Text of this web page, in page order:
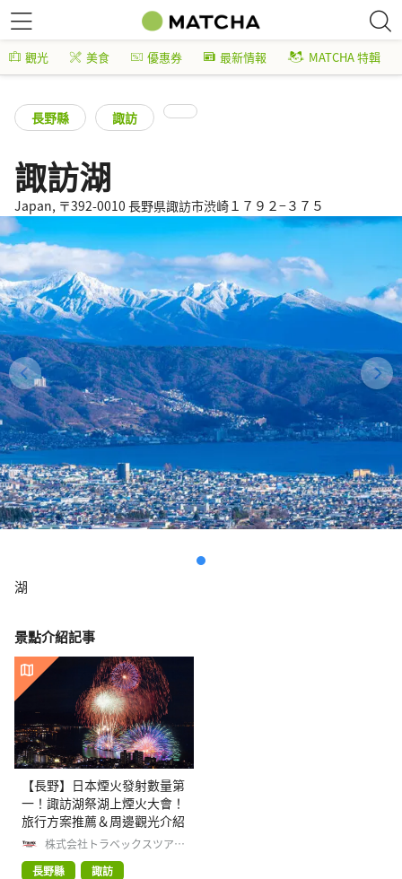
觀光 美食 優惠券 最新情報 MATCHA 特輯
長野縣 諏訪
諏訪湖
Japan, 〒392-0010 長野県諏訪市渋崎１７９２−３７５
湖
景點介紹記事
【長野】日本煙火發射數量第
一！諏訪湖祭湖上煙火大會！
旅行方案推薦＆周邊觀光介紹
株式会社トラベックスツアー
ズ
長野縣
諏訪